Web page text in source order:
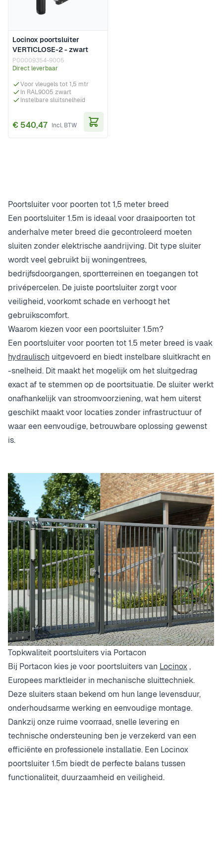
Locinox poortsluiter
VERTICLOSE-2 - zwart
P00009354-9005
Direct leverbaar
Voor vleugels tot 1,5 mtr
In RAL9005 zwart
Instelbare sluitsnelheid
€ 540,47
Poortsluiter voor poorten tot 1,5 meter breed
Een poortsluiter 1.5m is ideaal voor draaipoorten tot
anderhalve meter breed die gecontroleerd moeten
sluiten zonder elektrische aandrijving. Dit type sluiter
wordt veel gebruikt bij woningentrees,
bedrijfsdoorgangen, sportterreinen en toegangen tot
privépercelen. De juiste poortsluiter zorgt voor
veiligheid, voorkomt schade en verhoogt het
gebruikscomfort.
Waarom kiezen voor een poortsluiter 1.5m?
Een poortsluiter voor poorten tot 1.5 meter breed is vaak
hydraulisch uitgevoerd en biedt instelbare sluitkracht en
-snelheid. Dit maakt het mogelijk om het sluitgedrag
exact af te stemmen op de poortsituatie. De sluiter werkt
onafhankelijk van stroomvoorziening, wat hem uiterst
geschikt maakt voor locaties zonder infrastructuur of
waar een eenvoudige, betrouwbare oplossing gewenst
is.
Topkwaliteit poortsluiters via Portacon
Bij Portacon kies je voor poortsluiters van Locinox,
Europees marktleider in mechanische sluittechniek.
Deze sluiters staan bekend om hun lange levensduur,
onderhoudsarme werking en eenvoudige montage.
Dankzij onze ruime voorraad, snelle levering en
technische ondersteuning ben je verzekerd van een
efficiënte en professionele installatie. Een Locinox
poortsluiter 1.5m biedt de perfecte balans tussen
functionaliteit, duurzaamheid en veiligheid.